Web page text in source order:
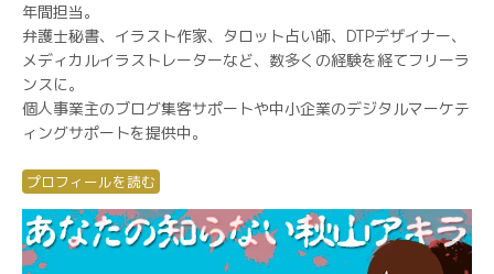
年間担当。
弁護士秘書、イラスト作家、タロット占い師、DTPデザイナー、
メディカルイラストレーターなど、数多くの経験を経てフリーラ
ンスに。
個人事業主のブログ集客サポートや中小企業のデジタルマーケテ
ィングサポートを提供中。
プロフィールを読む